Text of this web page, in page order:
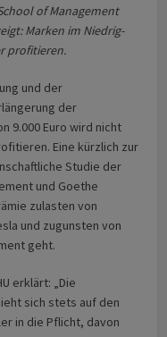
of Management
Marken im Niedrig-
profitieren.
und der
der
9.000 Euro wird nicht
Eine kürzlich zur
Studie der
und Goethe
zulasten von
und zugunsten von
geht.
erklärt: „Die
sich stets auf den
in die Pflicht, davon